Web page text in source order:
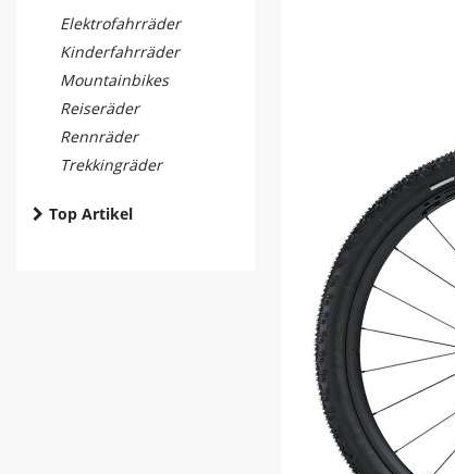
Elektrofahrräder
Kinderfahrräder
Mountainbikes
Reiseräder
Rennräder
Trekkingräder
Top Artikel